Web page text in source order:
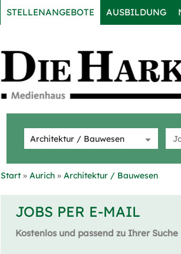
STELLENANGEBOTE AUSBILDUNG
Start Aurich Architektur / Bauwesen
JOBS PER E-MAIL
Kostenlos und passend zu Ihrer Suche